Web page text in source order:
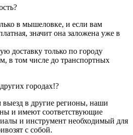
в мышеловке, и если вам
значит она заложена уже в
доставку только по городу
в том числе до транспортных
городах!?
в другие регионы, наши
и имеют соответствующие
и инструмент необходимый для
с собой.